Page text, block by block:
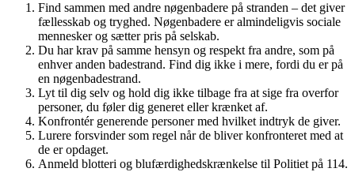
Find sammen med andre nøgenbadere på stranden – det giver
fællesskab og tryghed. Nøgenbadere er almindeligvis sociale
mennesker og sætter pris på selskab.
Du har krav på samme hensyn og respekt fra andre, som på
enhver anden badestrand. Find dig ikke i mere, fordi du er på
en nøgenbadestrand.
Lyt til dig selv og hold dig ikke tilbage fra at sige fra overfor
personer, du føler dig generet eller krænket af.
Konfrontér generende personer med hvilket indtryk de giver.
Lurere forsvinder som regel når de bliver konfronteret med at
de er opdaget.
Anmeld blotteri og blufærdighedskrænkelse til Politiet på 114.